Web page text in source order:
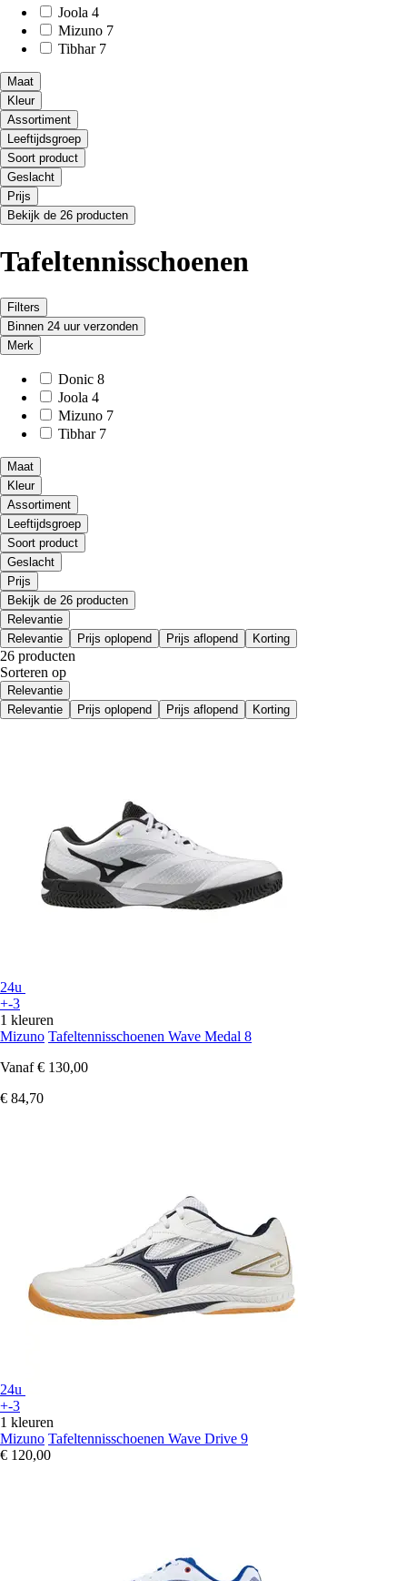
Joola 4
Mizuno 7
Tibhar 7
Maat
Kleur
Assortiment
Leeftijdsgroep
Soort product
Geslacht
Prijs
Bekijk de 26 producten
Tafeltennisschoenen
Filters
Binnen 24 uur verzonden
Merk
Donic 8
Joola 4
Mizuno 7
Tibhar 7
Maat
Kleur
Assortiment
Leeftijdsgroep
Soort product
Geslacht
Prijs
Bekijk de 26 producten
Relevantie
Relevantie
Prijs oplopend Prijs aflopend Korting
26 producten
Sorteren op
Relevantie
Relevantie
Prijs oplopend Prijs aflopend Korting
24u
+-3
1 kleuren
Mizuno Tafeltennisschoenen Wave Medal 8
Vanaf € 130,00
€ 84,70
24u
+-3
1 kleuren
Mizuno Tafeltennisschoenen Wave Drive 9
€ 120,00